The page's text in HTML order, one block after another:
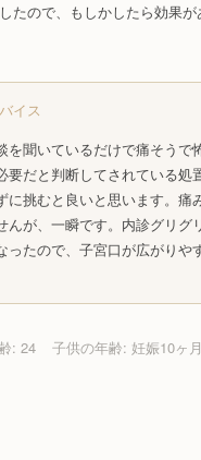
たので、もしかしたら効果が
イス
を聞いているだけで痛そうで
要だと判断してされている処
に挑むと良いと思います。痛
んが、一瞬です。内診グリグ
ったので、子宮口が広がりや
: 24 子供の年齢: 妊娠10ヶ月